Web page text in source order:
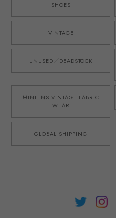
SHOES
VINTAGE
UNUSED／DEADSTOCK
MINTENS VINTAGE FABRIC
WEAR
GLOBAL SHIPPING